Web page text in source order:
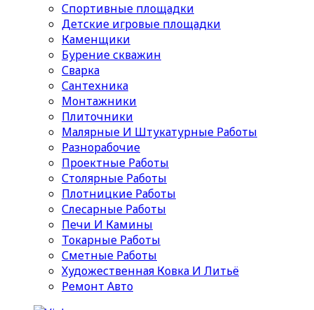
Спортивные площадки
Детские игровые площадки
Каменщики
Бурение скважин
Сварка
Сантехника
Монтажники
Плиточники
Малярные И Штукатурные Работы
Разнорабочие
Проектные Работы
Столярные Работы
Плотницкие Работы
Слесарные Работы
Печи И Камины
Токарные Работы
Сметные Работы
Художественная Ковка И Литьё
Ремонт Авто